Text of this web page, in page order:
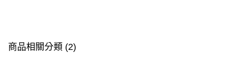
商品相關分類 (2)